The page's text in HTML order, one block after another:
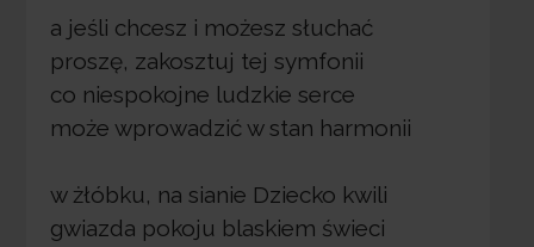
a jeśli chcesz i możesz słuchać
proszę, zakosztuj tej symfonii
co niespokojne ludzkie serce
może wprowadzić w stan harmonii
w żłóbku, na sianie Dziecko kwili
gwiazda pokoju blaskiem świeci